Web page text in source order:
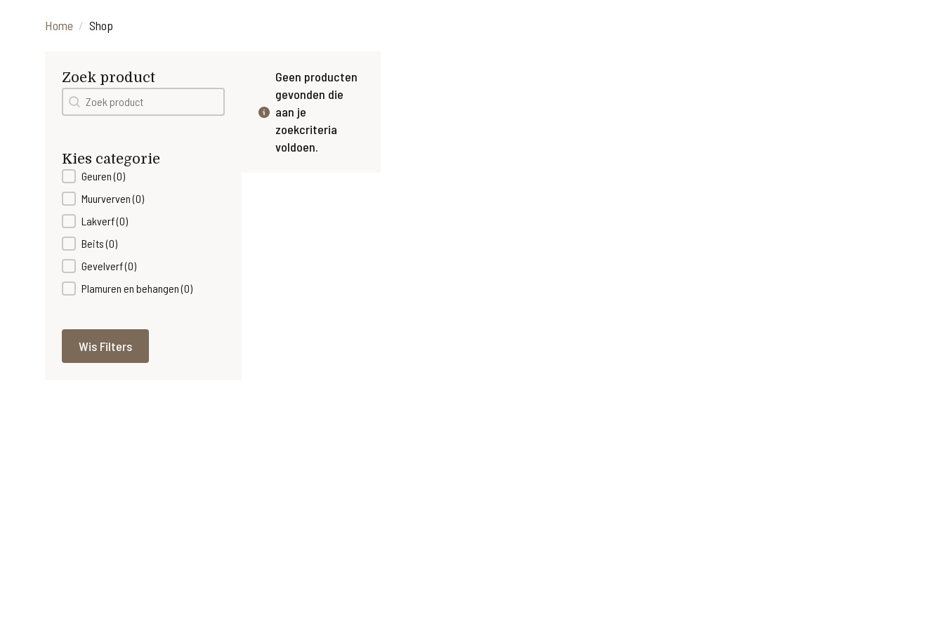
Home Shop
Zoek product
Zoek product
Search content
Kies categorie
Product Cats
Geuren(0)
Muurverven(0)
Lakverf(0)
Beits(0)
Gevelverf(0)
Plamuren en behangen(0)
Wis Filters
Geen producten
gevonden die
aan je
zoekcriteria
voldoen.